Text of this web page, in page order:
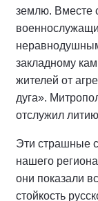
землю. Вместе
закладному
жителей от
дуга».
отслужил
Эти страшные
нашего
они показали
стойкость